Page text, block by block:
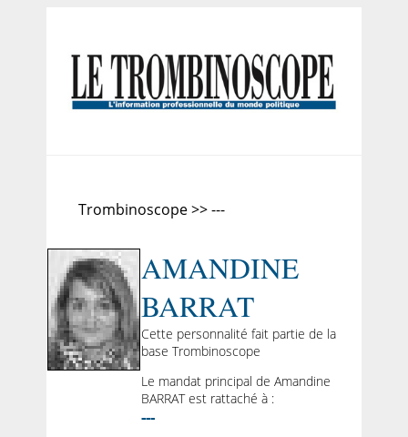
Trombinoscope >> ---
AMANDINE
BARRAT
Cette personnalité fait partie de la
base Trombinoscope
Le mandat principal de Amandine
BARRAT est rattaché à :
---